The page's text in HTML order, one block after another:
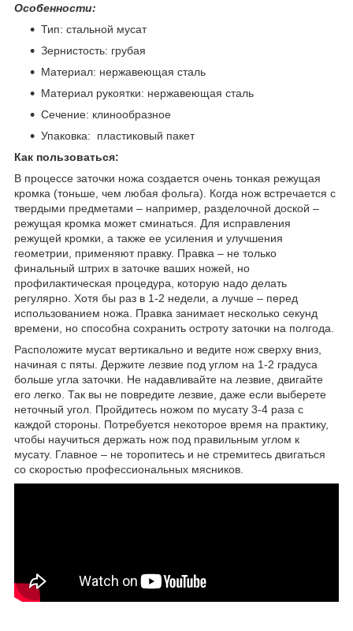
Особенности:
Тип: стальной мусат
Зернистость: грубая
Материал: нержавеющая сталь
Материал рукоятки: нержавеющая сталь
Сечение: клинообразное
Упаковка: пластиковый пакет
Как пользоваться:
В процессе заточки ножа создается очень тонкая режущая
кромка (тоньше, чем любая фольга). Когда нож встречается с
твердыми предметами – например, разделочной доской –
режущая кромка может сминаться. Для исправления
режущей кромки, а также ее усиления и улучшения
геометрии, применяют правку. Правка – не только
финальный штрих в заточке ваших ножей, но
профилактическая процедура, которую надо делать
регулярно. Хотя бы раз в 1-2 недели, а лучше – перед
использованием ножа. Правка занимает несколько секунд
времени, но способна сохранить остроту заточки на полгода.
Расположите мусат вертикально и ведите нож сверху вниз,
начиная с пяты. Держите лезвие под углом на 1-2 градуса
больше угла заточки. Не надавливайте на лезвие, двигайте
его легко. Так вы не повредите лезвие, даже если выберете
неточный угол. Пройдитесь ножом по мусату 3-4 раза с
каждой стороны. Потребуется некоторое время на практику,
чтобы научиться держать нож под правильным углом к
мусату. Главное – не торопитесь и не стремитесь двигаться
со скоростью профессиональных мясников.